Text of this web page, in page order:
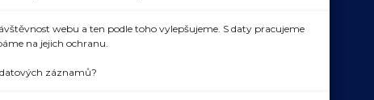
webu a ten podle toho vylepšujeme. S daty pracujeme
na jejich ochranu.
záznamů?
746 01